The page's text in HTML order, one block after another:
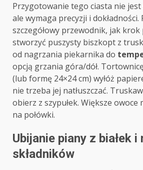
Przygotowanie tego ciasta nie
ale wymaga precyzji i dokładności.
szczegółowy przewodnik, jak
stworzyć puszysty biszkopt z
od nagrzania piekarnika do
opcją grzania góra/dół.
(lub formę 24×24 cm) wyłóż
nie trzeba jej natłuszczać.
obierz z szypułek. Większe
na połówki.
Ubijanie piany z białek
składników